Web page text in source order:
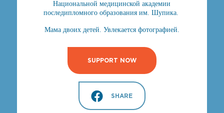
Национальной медицинской академии
последипломного образования им. Шупика.
Мама двоих детей. Увлекается фотографией.
SUPPORT NOW
SHARE